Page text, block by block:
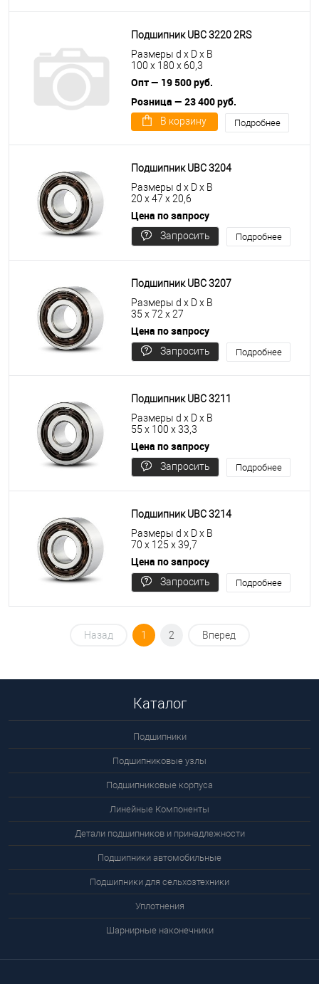
Подшипник UBC 3220 2RS
Размеры d x D x B
100 x 180 x 60,3
Опт — 19 500 руб.
Розница — 23 400 руб.
В корзину Подробнее
Подшипник UBC 3204
Размеры d x D x B
20 x 47 x 20,6
Цена по запросу
Запросить
Подробнее
Подшипник UBC 3207
Размеры d x D x B
35 x 72 x 27
Цена по запросу
Запросить
Подробнее
Подшипник UBC 3211
Размеры d x D x B
55 x 100 x 33,3
Цена по запросу
Запросить
Подробнее
Подшипник UBC 3214
Размеры d x D x B
70 x 125 x 39,7
Цена по запросу
Запросить
Подробнее
Назад 1 2 Вперед
Каталог
Подшипники
Подшипниковые узлы
Подшипниковые корпуса
Линейные Компоненты
Детали подшипников и принадлежности
Подшипники автомобильные
Подшипники для сельхозтехники
Уплотнения
Шарнирные наконечники